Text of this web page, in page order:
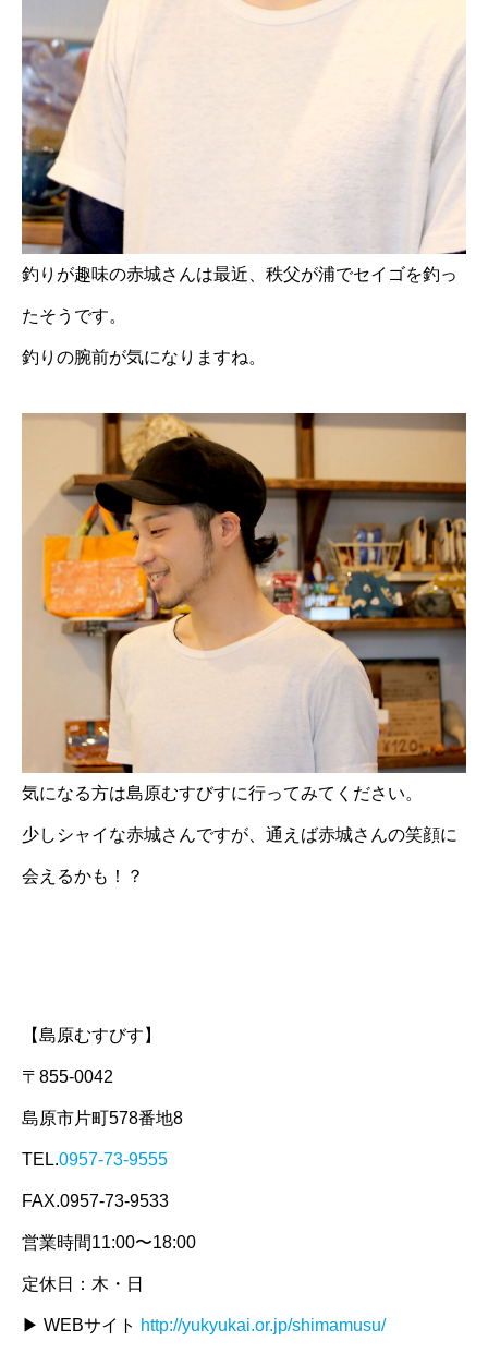
釣りが趣味の赤城さんは最近、秩父が浦でセイゴを釣っ
たそうです。
釣りの腕前が気になりますね。
気になる方は島原むすびすに行ってみてください。
少しシャイな赤城さんですが、通えば赤城さんの笑顔に
会えるかも！？
【島原むすびす】
〒855-0042
島原市片町578番地8
TEL.0957-73-9555
FAX.0957-73-9533
営業時間11:00〜18:00
定休日：木・日
▶ WEBサイト http://yukyukai.or.jp/shimamusu/